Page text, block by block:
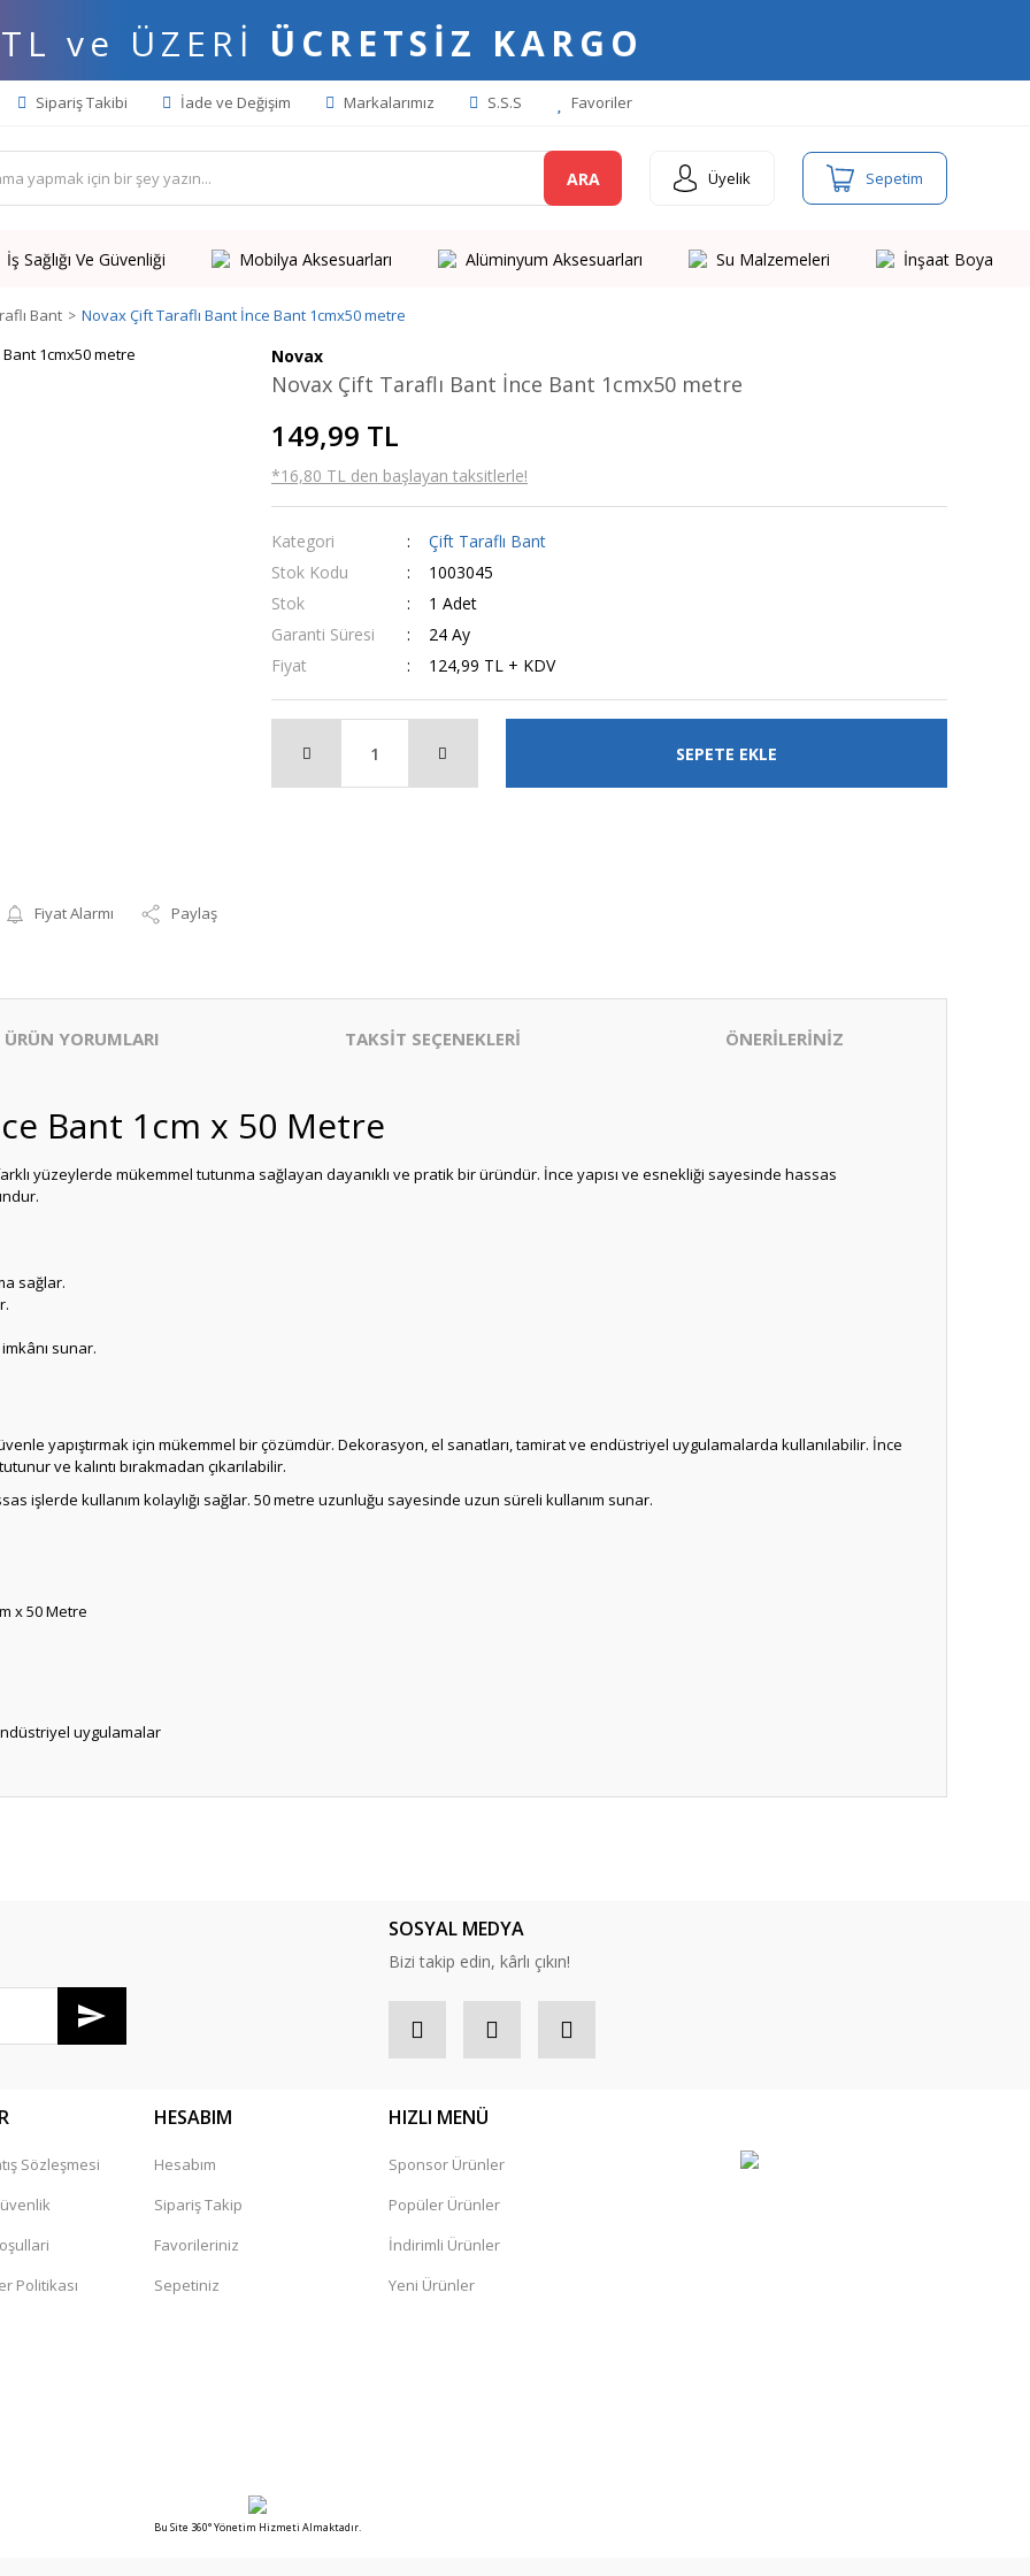
ve ÜZERİ ÜCRETSİZ KARGO
Sipariş Takibi İade ve Değişim Markalarımız S.S.S Favoriler
ARA Üyelik Sepetim
İş Sağlığı Ve Güvenliği Mobilya Aksesuarları Alüminyum Aksesuarları Su Malzemeleri İnşaat Boya
Bant Novax Çift Taraflı Bant İnce Bant 1cmx50 metre
Fiyat Alarmı Paylaş
Novax
Novax Çift Taraflı Bant İnce Bant 1cmx50 metre
149,99 TL
*16,80 TL den başlayan taksitlerle!
Kategori
Çift Taraflı Bant
Stok Kodu
1003045
Stok
1 Adet
Garanti Süresi
24 Ay
Fiyat
124,99 TL + KDV
SEPETE EKLE
ÜRÜN YORUMLARI TAKSİT SEÇENEKLERİ ÖNERİLERİNİZ
Bant 1cm x 50 Metre
yüzeylerde mükemmel tutunma sağlayan dayanıklı ve pratik bir üründür. İnce yapısı ve esnekliği sayesinde hassas
sağlar.
sunar.
yapıştırmak için mükemmel bir çözümdür. Dekorasyon, el sanatları, tamirat ve endüstriyel uygulamalarda kullanılabilir. İnce
ve kalıntı bırakmadan çıkarılabilir.
işlerde kullanım kolaylığı sağlar. 50 metre uzunluğu sayesinde uzun süreli kullanım sunar.
x 50 Metre
uygulamalar
SOSYAL MEDYA
Bizi takip edin, kârlı çıkın!
Sözleşmesi
Politikası
HESABIM
Hesabım
Sipariş Takip
Favorileriniz
Sepetiniz
HIZLI MENÜ
Sponsor Ürünler
Popüler Ürünler
İndirimli Ürünler
Yeni Ürünler
Bu Site 360° Yönetim Hizmeti Almaktadır.